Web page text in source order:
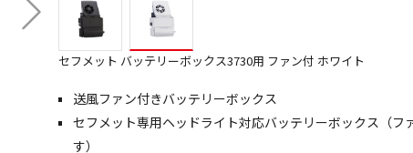
セフメット バッテリーボックス3730用 ファン付 ホワイト
送風ファン付きバッテリーボックス
セフメット専用ヘッドライト対応バッテリーボックス（フ
す）